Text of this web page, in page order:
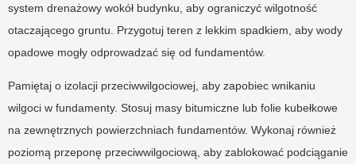
system drenażowy wokół budynku, aby ograniczyć wilgotność
otaczającego gruntu. Przygotuj teren z lekkim spadkiem, aby wody
opadowe mogły odprowadzać się od fundamentów.
Pamiętaj o izolacji przeciwwilgociowej, aby zapobiec wnikaniu
wilgoci w fundamenty. Stosuj masy bitumiczne lub folie kubełkowe
na zewnętrznych powierzchniach fundamentów. Wykonaj również
poziomą przeponę przeciwwilgociową, aby zablokować podciąganie